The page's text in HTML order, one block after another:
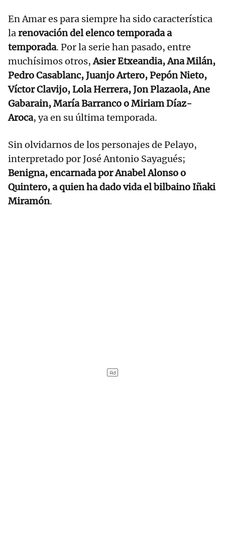
En Amar es para siempre ha sido característica
larenovación del elenco temporada a
temporada. Por la serie han pasado, entre
muchísimos otros,Asier Etxeandia, Ana Milán,
Pedro Casablanc, Juanjo Artero, Pepón Nieto,
Víctor Clavijo, Lola Herrera, Jon Plazaola, Ane
Gabarain, María Barranco o Miriam Díaz-
Aroca, ya en su última temporada.
Sin olvidarnos de los personajes de Pelayo,
interpretado por José Antonio Sayagués;
Benigna, encarnada por Anabel Alonso o
Quintero, a quien ha dado vida el bilbaino Iñaki
Miramón.